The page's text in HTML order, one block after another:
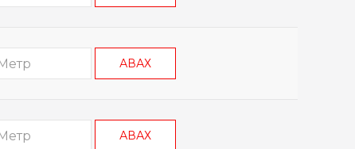
АВАХ
АВАХ